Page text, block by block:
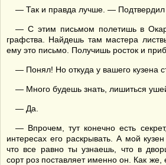
— Так и правда лучше. — Подтвердил
— С этим письмом полетишь в
графства. Найдешь там мастера
ему это письмо. Получишь росток и
— Понял! Но откуда у вашего кузена
— Много будешь знать, лишиться
— Да.
— Впрочем, тут конечно есть
интересах его раскрывать. А мой
что все равно ты узнаешь, что в
сорт роз поставляет именно он. Как же,